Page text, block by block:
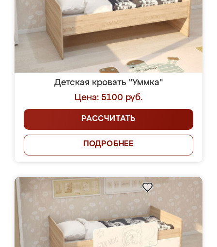
Детская кровать "Уммка"
Цена: 5100 руб.
РАССЧИТАТЬ
ПОДРОБНЕЕ